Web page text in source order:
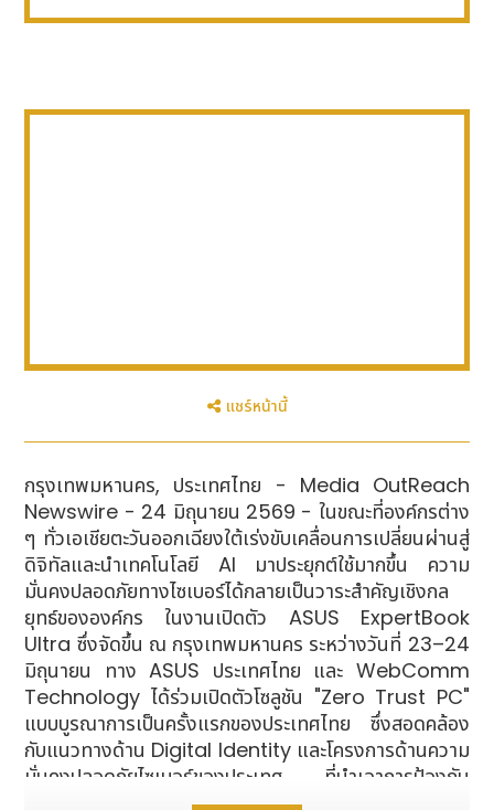
แชร์หน้านี้
กรุงเทพมหานคร, ประเทศไทย - Media OutReach
Newswire - 24 มิถุนายน 2569 - ในขณะที่องค์กรต่าง
ๆ ทั่วเอเชียตะวันออกเฉียงใต้เร่งขับเคลื่อนการเปลี่ยนผ่านสู่
ดิจิทัลและนำเทคโนโลยี AI มาประยุกต์ใช้มากขึ้น ความ
มั่นคงปลอดภัยทางไซเบอร์ได้กลายเป็นวาระสำคัญเชิงกล
ยุทธ์ขององค์กร ในงานเปิดตัว ASUS ExpertBook
Ultra ซึ่งจัดขึ้น ณ กรุงเทพมหานคร ระหว่างวันที่ 23–24
มิถุนายน ทาง ASUS ประเทศไทย และ WebComm
Technology ได้ร่วมเปิดตัวโซลูชัน "Zero Trust PC"
แบบบูรณาการเป็นครั้งแรกของประเทศไทย ซึ่งสอดคล้อง
กับแนวทางด้าน Digital Identity และโครงการด้านความ
มั่นคงปลอดภัยไซเบอร์ของประเทศ ที่นำเอาการป้องกัน
ความปลอดภัยระดับฮาร์ดแวร์มาผสานเข้ากับการยืนยันตัว